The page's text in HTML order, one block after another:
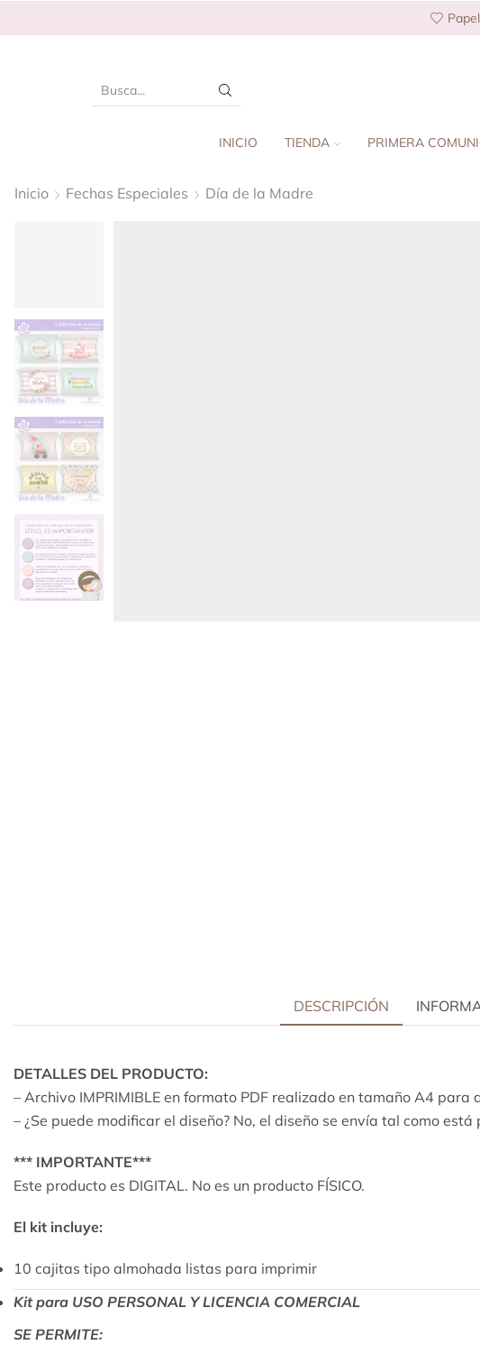
INICIO TIENDA PRIMERA
Inicio Fechas Especiales Día de la Madre
DESCRIPCIÓN
DETALLES DEL PRODUCTO:
– Archivo IMPRIMIBLE en formato PDF realizado en tamaño A4
– ¿Se puede modificar el diseño? No, el diseño se envía tal como
*** IMPORTANTE***
Este producto es DIGITAL. No es un producto FÍSICO.
El kit incluye:
10 cajitas tipo almohada listas para imprimir
Kit para USO PERSONAL Y LICENCIA COMERCIAL
SE PERMITE: